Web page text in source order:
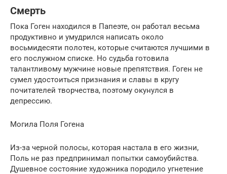
Смерть
Пока Гоген находился в Папеэте, он работал весьма
продуктивно и умудрился написать около
восьмидесяти полотен, которые считаются лучшими в
его послужном списке. Но судьба готовила
талантливому мужчине новые препятствия. Гоген не
сумел удостоиться признания и славы в кругу
почитателей творчества, поэтому окунулся в
депрессию.
Могила Поля Гогена
Из-за черной полосы, которая настала в его жизни,
Поль не раз предпринимал попытки самоубийства.
Душевное состояние художника породило угнетение